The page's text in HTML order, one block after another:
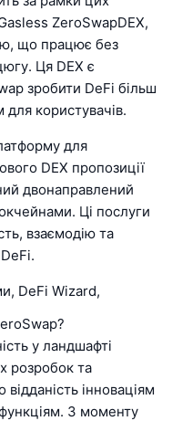
ZeroSwapDEX,
що працює без
Ця DEX є
зробити DeFi більш
користувачів.
для
DEX пропозиції
двонаправлений
Ці послуги
взаємодію та
DeFi Wizard,
у ландшафті
розробок та
інноваціям
З моменту